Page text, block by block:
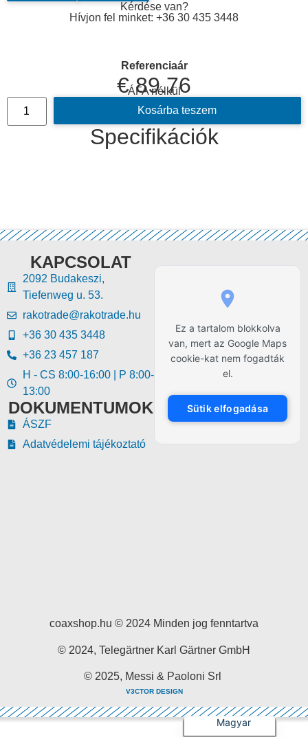
Kérdése van?
Hívjon fel minket: +36 30 435 3448
Referenciaár
€89.76
ÁFA nélkül
Kosárba teszem
Specifikációk
KAPCSOLAT
2092 Budakeszi,
Tiefenweg u. 53.
rakotrade@rakotrade.hu
+36 30 435 3448
+36 23 457 187
H - CS 8:00-16:00 | P 8:00-
13:00
DOKUMENTUMOK
ÁSZF
Adatvédelemi tájékoztató
Ez a tartalom blokkolva
van, mert az Google Maps
cookie-kat nem fogadták
el.
Sütik elfogadása
coaxshop.hu © 2024 Minden jog fenntartva
© 2024, Telegärtner Karl Gärtner GmbH
© 2025, Messi & Paoloni Srl
V3CTOR DESIGN
Magyar